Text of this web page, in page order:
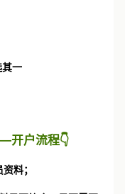
其一
开户流程👇
料；